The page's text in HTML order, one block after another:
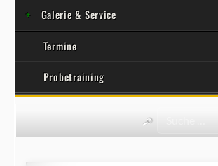
Galerie & Service
Termine
Probetraining